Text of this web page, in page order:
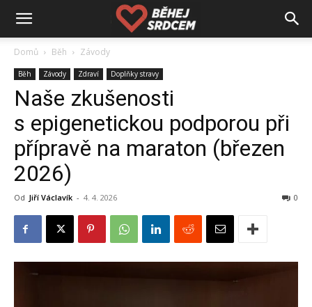
Domů Běh Závody
Běh Závody Zdraví Doplňky stravy
Naše zkušenosti
s epigenetickou podporou při
přípravě na maraton (březen
2026)
Od Jiří Václavík - 4. 4. 2026 0